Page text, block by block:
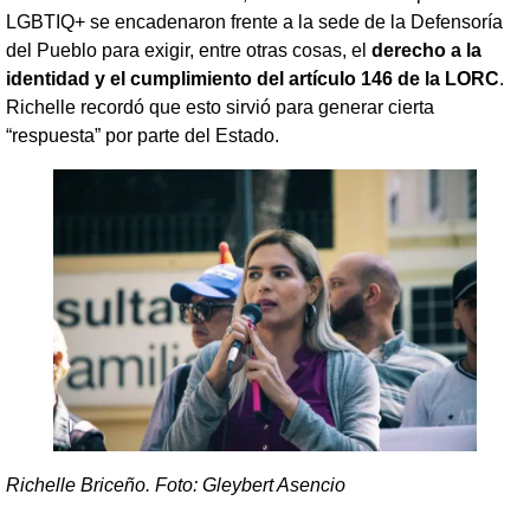
LGBTIQ+ se encadenaron frente a la sede de la Defensoría
del Pueblo para exigir, entre otras cosas, el derecho a la
identidad y el cumplimiento del artículo 146 de la LORC.
Richelle recordó que esto sirvió para generar cierta
“respuesta” por parte del Estado.
Richelle Briceño. Foto: Gleybert Asencio